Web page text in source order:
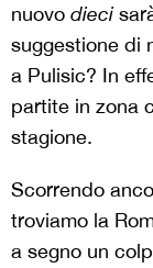
nuovo dieci
suggestione di
a Pulisic? In
partite in zona
stagione.
Scorrendo
troviamo la
a segno un